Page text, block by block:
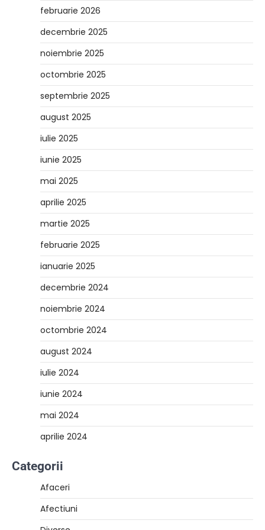
februarie 2026
decembrie 2025
noiembrie 2025
octombrie 2025
septembrie 2025
august 2025
iulie 2025
iunie 2025
mai 2025
aprilie 2025
martie 2025
februarie 2025
ianuarie 2025
decembrie 2024
noiembrie 2024
octombrie 2024
august 2024
iulie 2024
iunie 2024
mai 2024
aprilie 2024
Categorii
Afaceri
Afectiuni